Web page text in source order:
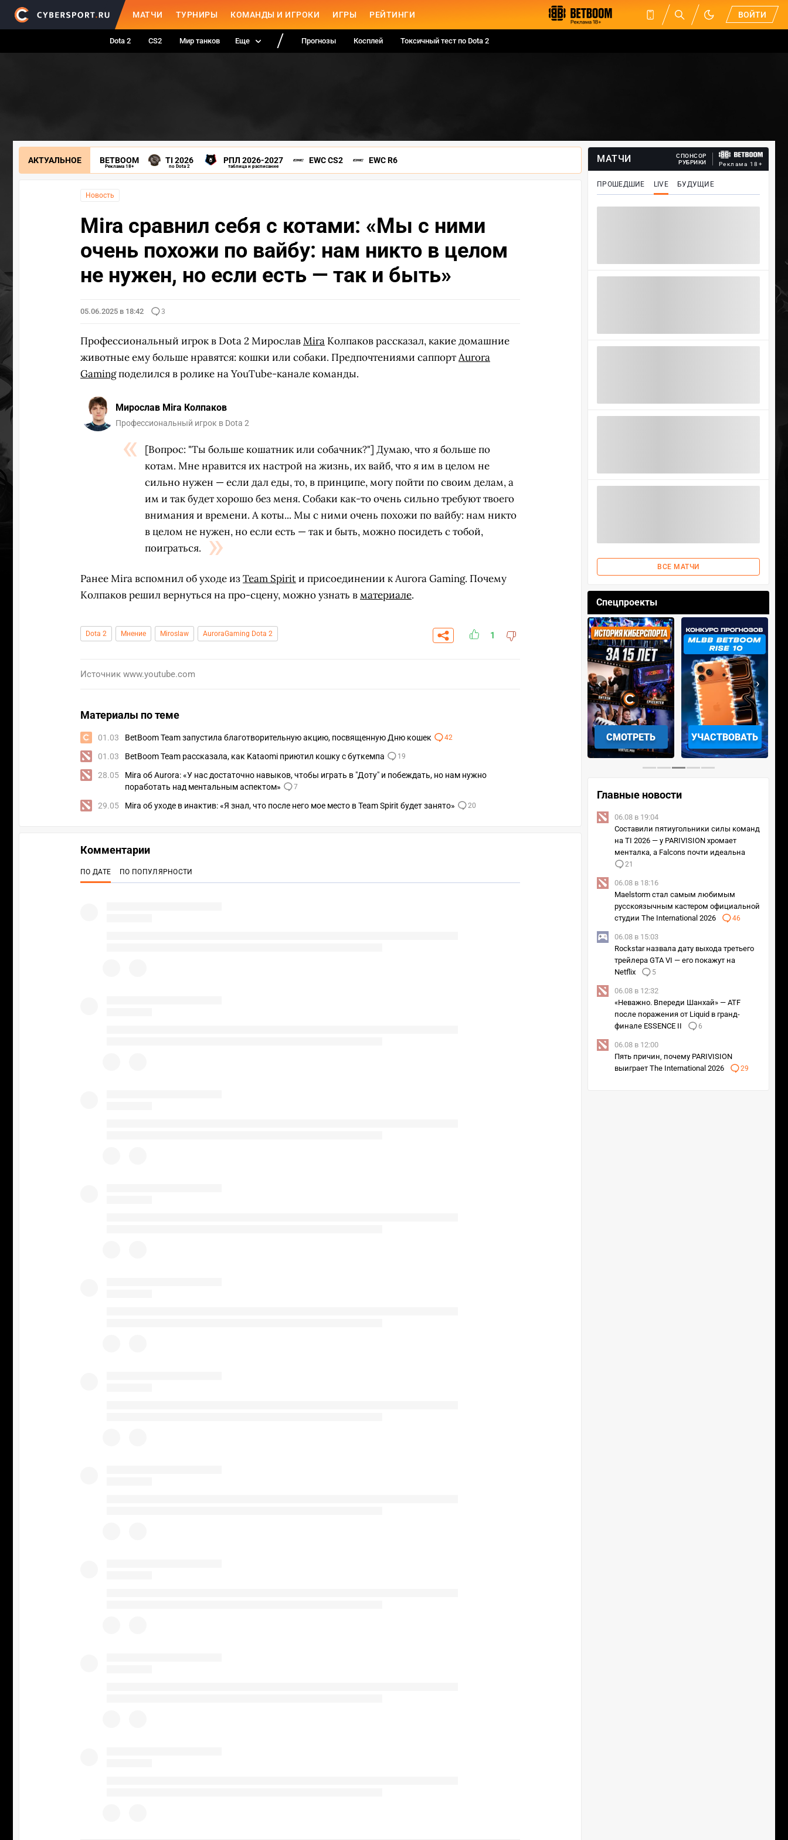
МАТЧИ ТУРНИРЫ КОМАНДЫ И ИГРОКИ ИГРЫ РЕЙТИНГИ ВОЙТИ
Dota 2 CS2 Мир танков Еще Прогнозы Косплей Токсичный тест по Dota 2
АКТУАЛЬНОЕ BETBOOM
Реклама 18+
TI 2026
по Dota 2
РПЛ 2026-2027
таблица и расписание
EWC CS2 EWC R6
Новость
Mira сравнил себя с котами: «Мы с ними
очень похожи по вайбу: нам никто в целом
не нужен, но если есть — так и быть»
05.06.2025 в 18:42 3
Профессиональный игрок в Dota 2 МирославMira Колпаков рассказал, какие домашние
животные ему больше нравятся: кошки или собаки. Предпочтениями саппортAurora
Gamingподелился в ролике на YouTube-канале команды.
Мирослав Mira Колпаков
Профессиональный игрок в Dota 2
[Вопрос: "Ты больше кошатник или собачник?"] Думаю, что я больше по
котам. Мне нравится их настрой на жизнь, их вайб, что я им в целом не
сильно нужен — если дал еды, то, в принципе, могу пойти по своим делам, а
им и так будет хорошо без меня. Собаки как-то очень сильно требуют твоего
внимания и времени. А коты... Мы с ними очень похожи по вайбу: нам никто
в целом не нужен, но если есть — так и быть, можно посидеть с тобой,
поиграться.
Ранее Mira вспомнил об уходе изTeam Spiritи присоединении к Aurora Gaming. Почему
Колпаков решил вернуться на про-сцену, можно узнать вматериале.
Dota 2 Мнение Miroslaw AuroraGaming Dota 2 1
Источник www.youtube.com
Материалы по теме
01.03 BetBoom Team запустила благотворительную акцию, посвященную Дню кошек 42
01.03 BetBoom Team рассказала, как Kataomi приютил кошку с буткемпа 19
28.05
Mira об Aurora: «У нас достаточно навыков, чтобы играть в "Доту" и побеждать, но нам нужно
поработать над ментальным аспектом»
7
29.05 Mira об уходе в инактив: «Я знал, что после него мое место в Team Spirit будет занято» 20
МАТЧИ
СПОНСОР
РУБРИКИ
Реклама 18+
ПРОШЕДШИЕ LIVE БУДУЩИЕ
ВСЕ МАТЧИ
Спецпроекты
УЧАСТВОВАТЬ ЗАБРАТЬ
СКАЧАТЬ НА
ANDROID
СМОТРЕТЬ УЧАСТВОВАТЬ
‹ ›
Главные новости
06.08 в 19:04
Составили пятиугольники силы команд
на TI 2026 — у PARIVISION хромает
менталка, а Falcons почти идеальна
21
06.08 в 18:16
Maelstorm стал самым любимым
русскоязычным кастером официальной
студии The International 2026
46
06.08 в 15:03
Rockstar назвала дату выхода третьего
трейлера GTA VI — его покажут на
Netflix
5
06.08 в 12:32
«Неважно. Впереди Шанхай» — ATF
после поражения от Liquid в гранд-
финале ESSENCE II
6
06.08 в 12:00
Пять причин, почему PARIVISION
выиграет The International 2026
29
Комментарии
ПО ДАТЕ ПО ПОПУЛЯРНОСТИ